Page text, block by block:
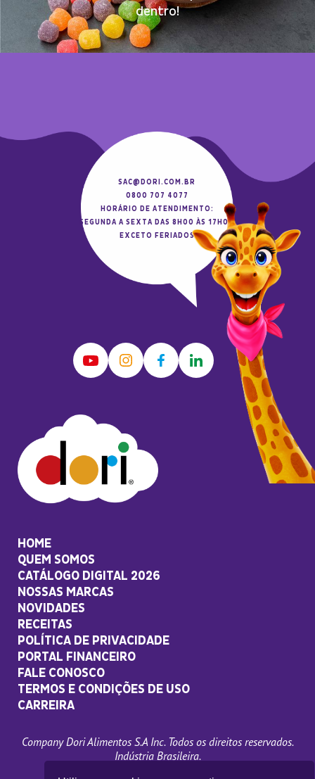
dentro!
HOME
QUEM SOMOS
CATÁLOGO DIGITAL 2026
NOSSAS MARCAS
NOVIDADES
RECEITAS
POLÍTICA DE PRIVACIDADE
PORTAL FINANCEIRO
FALE CONOSCO
TERMOS E CONDIÇÕES DE USO
CARREIRA
Company Dori Alimentos S.A Inc. Todos os direitos reservados.
Indústria Brasileira.
SAC@DORI.COM.BR
0800 707 4077
HORÁRIO DE ATENDIMENTO:
SEGUNDA A SEXTA DAS 8H00 ÀS 17H00
EXCETO FERIADOS